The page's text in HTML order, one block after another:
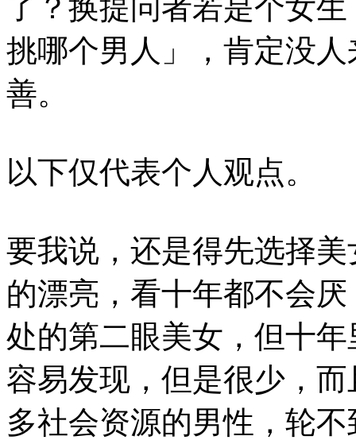
了？换提问者若是个女
挑哪个男人」，肯定没
善。
以下仅代表个人观点。
要我说，还是得先选择
的漂亮，看十年都不会
处的第二眼美女，但十
容易发现，但是很少，
多社会资源的男性，轮